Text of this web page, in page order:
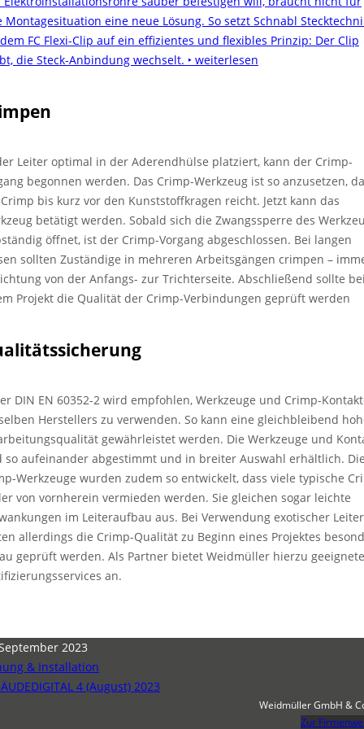
Montagesituation eine neue Lösung. So setzt Schnabl
FC Flexi-Clip auf ein effizientes und flexibles Prinzip: Der Clip
die Steck-Anbindung wechselt. ‣ weiterlesen
Leiter optimal in der Aderendhülse platziert, kann der Crimp-
begonnen werden. Das Crimp-Werkzeug ist so anzusetzen,
bis kurz vor den Kunststoffkragen reicht. Jetzt kann das
betätigt werden. Sobald sich die Zwangssperre des
öffnet, ist der Crimp-Vorgang abgeschlossen. Bei langen
sollten Zuständige in mehreren Arbeitsgängen crimpen –
von der Anfangs- zur Trichterseite. Abschließend sollte
Projekt die Qualität der Crimp-Verbindungen geprüft werden
DIN EN 60352-2 wird empfohlen, Werkzeuge und Crimp-
Herstellers zu verwenden. So kann eine gleichbleibend
gewährleistet werden. Die Werkzeuge und
so aufeinander abgestimmt und in breiter Auswahl erhältlich.
Werkzeuge wurden zudem so entwickelt, dass viele typische
von vornherein vermieden werden. Sie gleichen sogar leichte
im Leiteraufbau aus. Bei Verwendung exotischer Leiter
allerdings die Crimp-Qualität zu Beginn eines Projektes
geprüft werden. Als Partner bietet Weidmüller hierzu geeignete
an.
2023
& Installation
4 (August) 2023
Weidmüller GmbH &
Zur